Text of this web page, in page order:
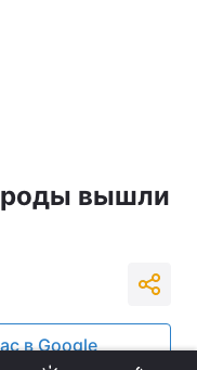
вышли
в Google